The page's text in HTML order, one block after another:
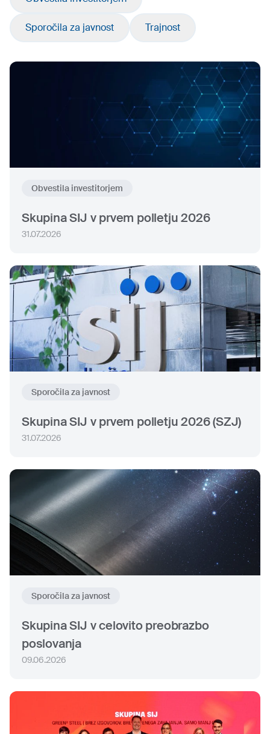
Sporočila za javnost Trajnost
Obvestila investitorjem
Skupina SIJ v prvem polletju 2026
31.07.2026
Sporočila za javnost
Skupina SIJ v prvem polletju 2026 (SZJ)
31.07.2026
Sporočila za javnost
Skupina SIJ v celovito preobrazbo
poslovanja
09.06.2026